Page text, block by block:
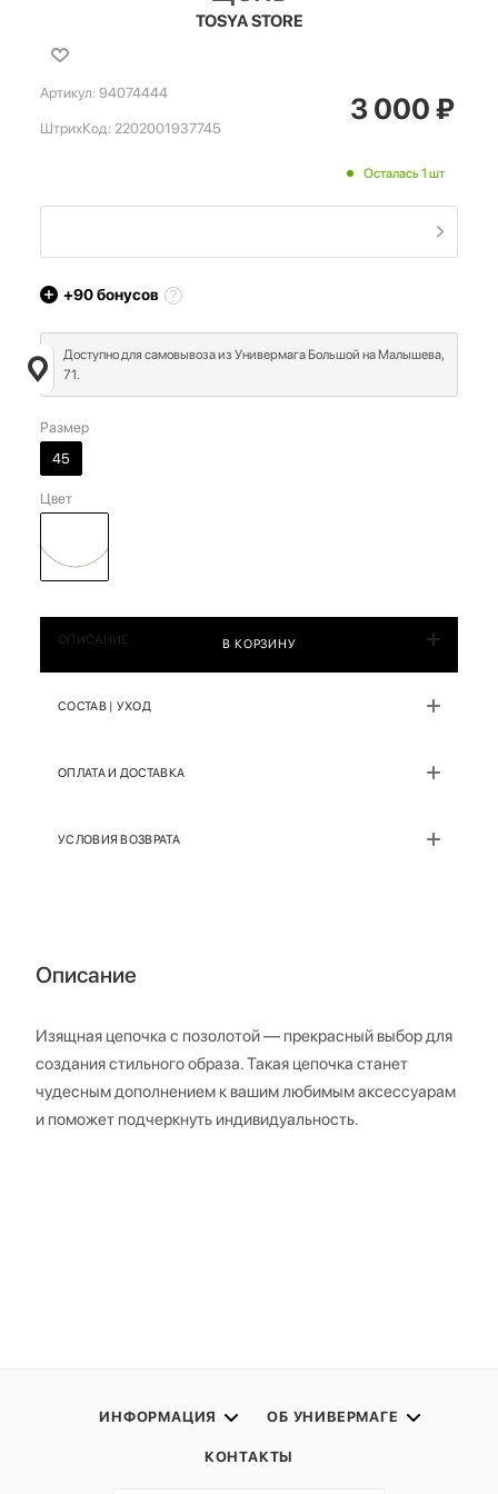
TOSYA STORE
Артикул: 94074444
ШтрихКод: 2202001937745
3 000₽
Осталась 1 шт
+90бонусов
Доступно для самовывоза из Универмага Большой на Малышева,
71.
Размер
45
Цвет
В КОРЗИНУ
ОПИСАНИЕ
СОСТАВ | УХОД
ОПЛАТА И ДОСТАВКА
УСЛОВИЯ ВОЗВРАТА
Описание
Изящная цепочка с позолотой — прекрасный выбор для
создания стильного образа. Такая цепочка станет
чудесным дополнением к вашим любимым аксессуарам
и поможет подчеркнуть индивидуальность.
ИНФОРМАЦИЯ ОБ УНИВЕРМАГЕ
КОНТАКТЫ